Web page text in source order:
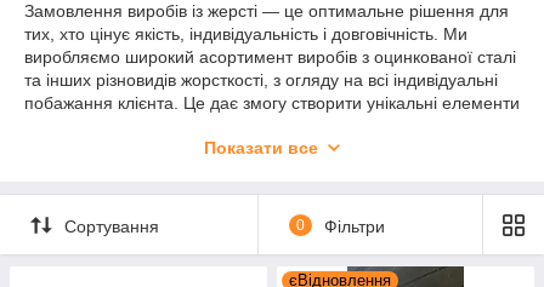
Замовлення виробів із жерсті — це оптимальне рішення для
тих, хто цінує якість, індивідуальність і довговічність. Ми
виробляємо широкий асортимент виробів з оцинкованої сталі
та інших різновидів жорсткості, з огляду на всі індивідуальні
побажання клієнта. Це дає змогу створити унікальні елементи
впишуться в загальний дизайн.
* Ковпаки на колони паркана: Захистять ваші колони від
атмосферних впливів, продовжуючи їх термін експлуатації та
підтримуючи естетичний вигляд огорожі. Виготовляються
Показати все
Сортування 0 Фільтри
єВідновлення